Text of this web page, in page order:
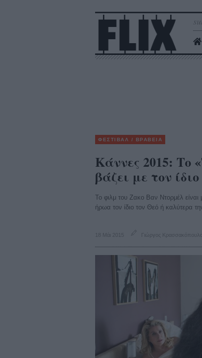
ΦΕΣΤΙΒΑΛ / ΒΡΑΒΕΙΑ
Κάννες 2015: Το
βάζει με τον
Το φιλμ του Ζακο Βαν Ντορμέλ είναι
ήρωα τον ίδιο τον Θεό ή καλύτερα
18 Μάι 2015 Γιώργος Κρασσακόπουλος